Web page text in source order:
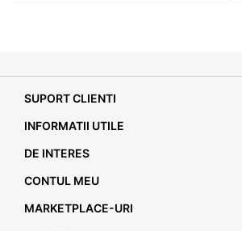
SUPORT CLIENTI
INFORMATII UTILE
DE INTERES
CONTUL MEU
MARKETPLACE-URI